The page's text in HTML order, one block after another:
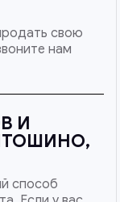
свою
нам
И
способ